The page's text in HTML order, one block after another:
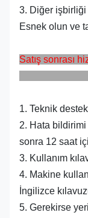
3. Diğer işbirliği
Esnek olun ve
Satış sonrası
1. Teknik
2. Hata
sonra 12 saat
3. Kullanım
4. Makine
İngilizce
5. Gerekirse